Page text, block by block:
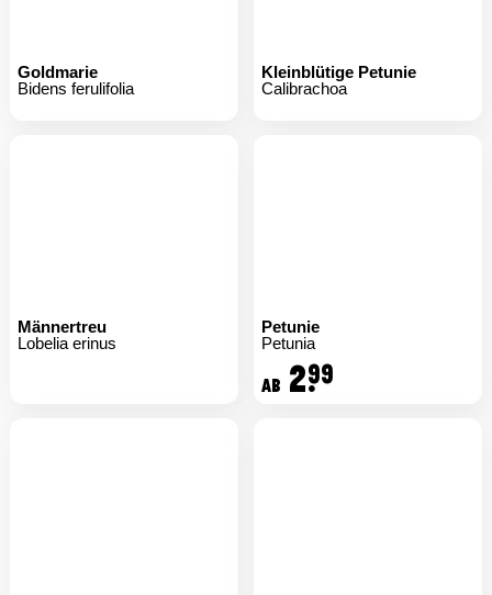
Goldmarie
Bidens ferulifolia
Kleinblütige Petunie
Calibrachoa
Männertreu
Lobelia erinus
Petunie
Petunia
ab 2.99